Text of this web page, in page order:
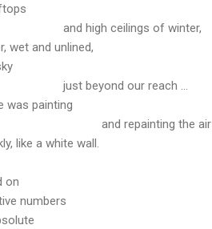
and high ceilings of winter,
wet and unlined,
just beyond our reach ...
was painting
and repainting the air
like a white wall.
on
numbers